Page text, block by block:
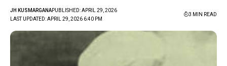
LAST UPDATED: APRIL 29, 2026 6:40 PM
JH KUSMARGANAPUBLISHED: APRIL 29, 2026
3 MIN READ